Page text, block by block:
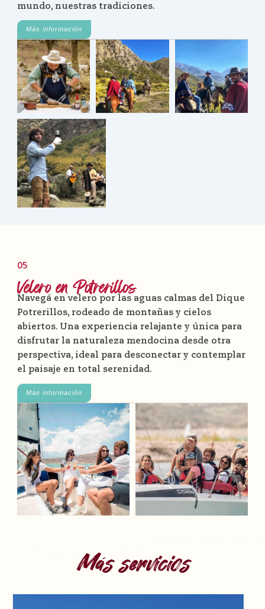
mundo, nuestras tradiciones.
Más información
05
Velero en Potrerillos
Navegá en velero por las aguas calmas del Dique
Potrerillos, rodeado de montañas y cielos
abiertos. Una experiencia relajante y única para
disfrutar la naturaleza mendocina desde otra
perspectiva, ideal para desconectar y contemplar
el paisaje en total serenidad.
Más información
Más servicios